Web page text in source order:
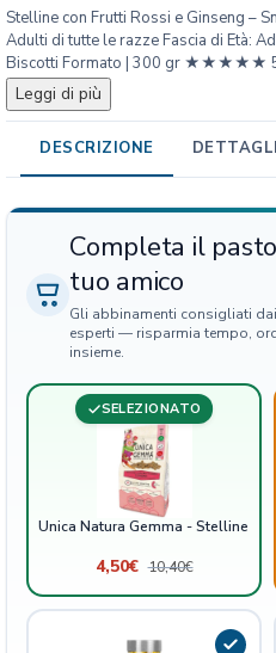
Stelline con Frutti Rossi e Ginseng –
Adulti di tutte le razze Fascia di Età:
Biscotti Formato | 300 gr ★★★★★
Leggi di più
e
l
l
i
n
e
c
o
F
r
u
t
t
i
R
i
DESCRIZIONE DETTAGLI
Completa il
tuo amico
Gli abbinamenti consigliati
esperti — risparmia tempo,
insieme.
SELEZIONATO
Unica Natura Gemma - Stelline
4,50€ 10,40€